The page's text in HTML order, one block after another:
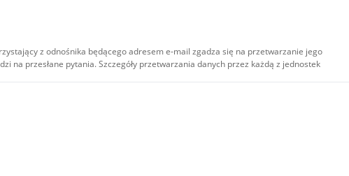
z odnośnika będącego adresem e-mail zgadza się na przetwarzanie jego
na przesłane pytania. Szczegóły przetwarzania danych przez każdą z jednostek
i wideo,
-